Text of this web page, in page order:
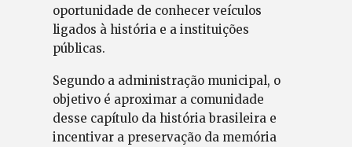
oportunidade de conhecer veículos
ligados à história e a instituições
públicas.
Segundo a administração municipal, o
objetivo é aproximar a comunidade
desse capítulo da história brasileira e
incentivar a preservação da memória